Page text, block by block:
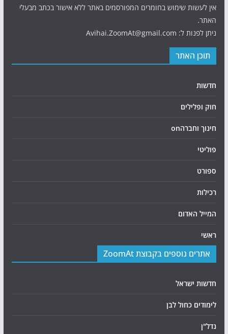
אין לעשות שימוש בחומרים המפורסמים באתר ללא אישור בכתב מבעלי
האתר.
ניתן לפנות ל: Avihai.ZoomAt@gmail.com
תוכן האתר
חדשות
חוק ופלילים
חינוך וחברהon
פוליטי
ספורט
רכילות
המייל האדום
ראשי
אתרים נוספים בקבוצת ZoomAt
חדשות ישראל
לימודים כחול לבן
נדל"ן